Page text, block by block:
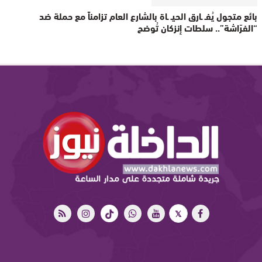
بائع متجول يُفـ ـارق الحيـ ـاة بالشارع العام تزامناً مع حملة ضد
“الفرّاشة”.. سلطات إنزكان تُوضح